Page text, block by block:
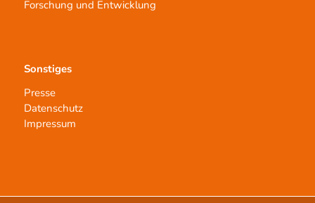
Forschung und Entwicklung
Sonstiges
Presse
Datenschutz
Impressum